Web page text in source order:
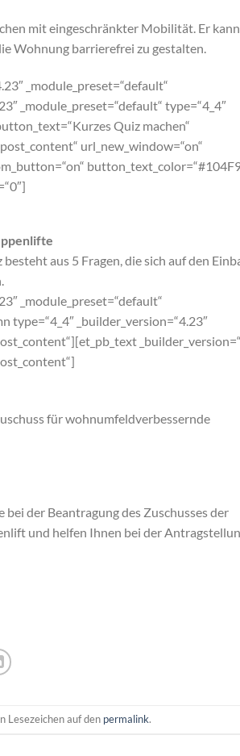
mit eingeschränkter Mobilität. Er kann
Wohnung barrierefrei zu gestalten.
_module_preset=“default“
_module_preset=“default“ type=“4_4″
Quiz machen“
url_new_window=“on“
aus 5 Fragen, die sich auf den
_module_preset=“default“
type=“4_4″ _builder_version=“4.23″
für wohnumfeldverbessernde
der Beantragung des Zuschusses der
und helfen Ihnen bei der
Lesezeichen auf den permalink.